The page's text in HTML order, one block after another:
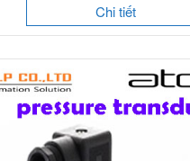
Chi tiết